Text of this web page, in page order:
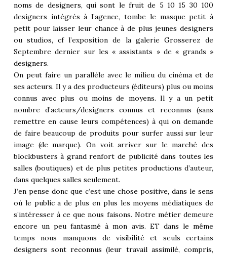
noms de designers, qui sont le fruit de 5 10 15 30 100
designers intégrés à l’agence, tombe le masque petit à
petit pour laisser leur chance à de plus jeunes designers
ou studios, cf l’exposition de la galerie Grosserez de
Septembre dernier sur les « assistants » de « grands »
designers.
On peut faire un parallèle avec le milieu du cinéma et de
ses acteurs. Il y a des producteurs (éditeurs) plus ou moins
connus avec plus ou moins de moyens. Il y a un petit
nombre d’acteurs/designers connus et reconnus (sans
remettre en cause leurs compétences) à qui on demande
de faire beaucoup de produits pour surfer aussi sur leur
image (de marque). On voit arriver sur le marché des
blockbusters à grand renfort de publicité dans toutes les
salles (boutiques) et de plus petites productions d’auteur,
dans quelques salles seulement.
J’en pense donc que c’est une chose positive, dans le sens
où le public a de plus en plus les moyens médiatiques de
s’intéresser à ce que nous faisons. Notre métier demeure
encore un peu fantasmé à mon avis. ET dans le même
temps nous manquons de visibilité et seuls certains
designers sont reconnus (leur travail assimilé, compris,